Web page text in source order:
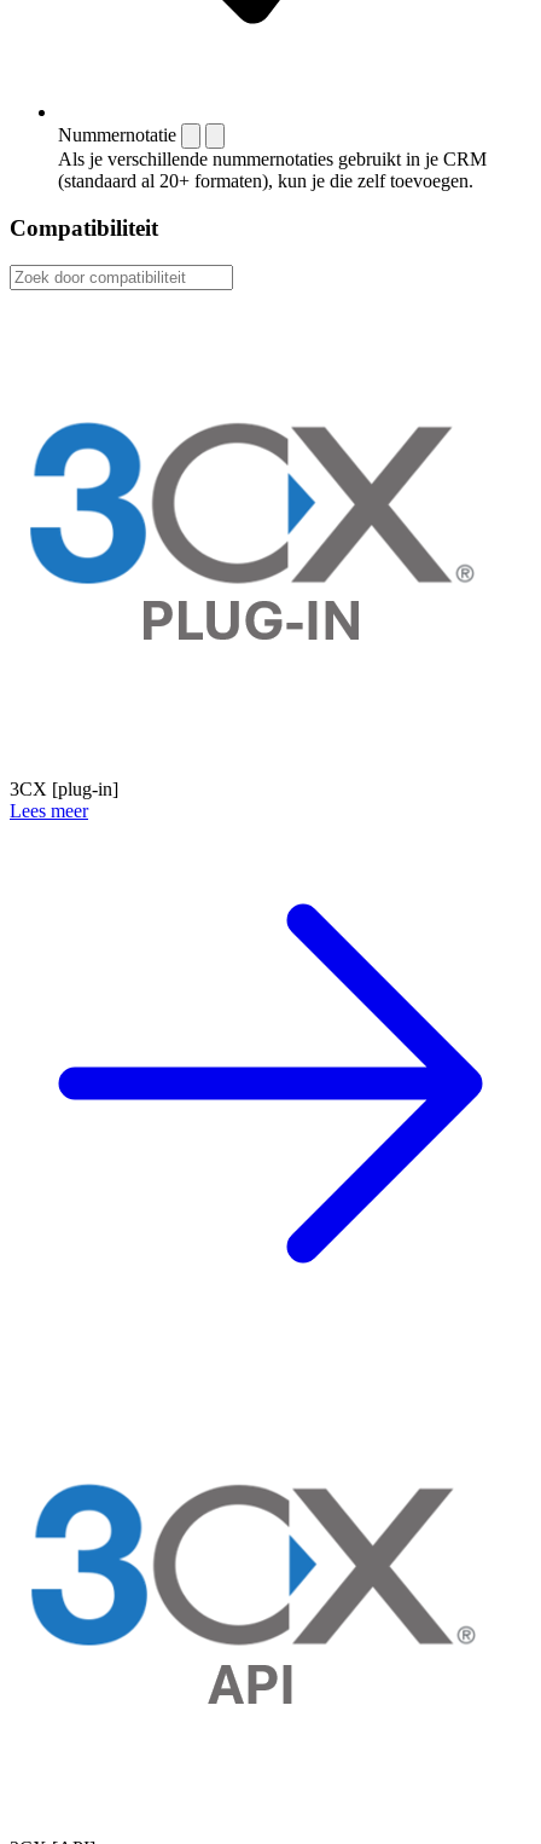
Nummernotatie
Als je verschillende nummernotaties gebruikt in je CRM
(standaard al 20+ formaten), kun je die zelf toevoegen.
Compatibiliteit
3CX [plug-in]
Lees meer